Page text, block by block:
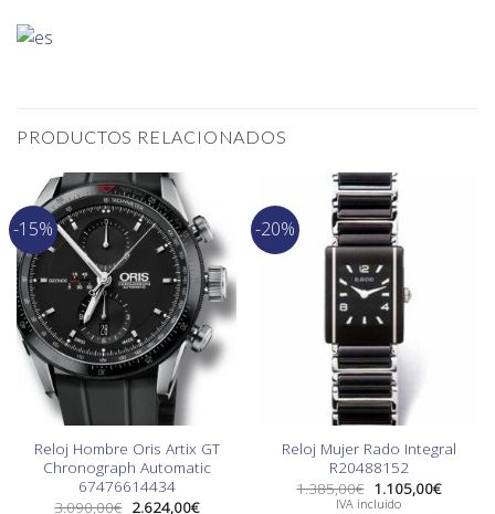
PRODUCTOS RELACIONADOS
-15%
Reloj Hombre Oris Artix GT
Chronograph Automatic
67476614434
3.090,00€ El
2.624,00€El
-20%
Reloj Mujer Rado Integral
R20488152
1.385,00€ El
precio
1.105,00€El
precio
IVA incluido